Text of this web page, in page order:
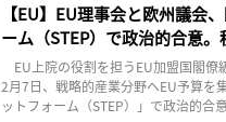
【EU】EU理事会と欧州議会
ーム（STEP）で政治的合意
EU上院の役割を担うEU加盟国閣僚
2月7日、戦略的産業分野へEU予算を
ットフォーム（STEP）」で政治的